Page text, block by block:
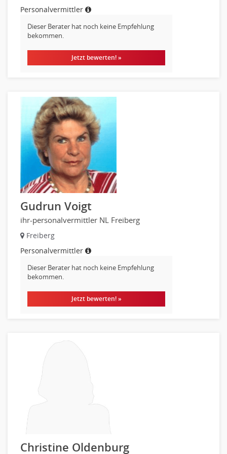
Automatisierungstechnik
Elektrotechnik, Elektronik
Fahrzeugtechnik
Fertigungstechnik
gebaeude-versorgungs-sicherheitstechnik
Kunststofftechnik
Leitung, Teamleitung
Luft- und Raumfahrttechnik
Maschinenbau
Materialwissenschaft
Mechatronik
Medizintechnik
Optiker, Akustiker
Brandschutz
Prozessmanagement
Qualitätsmanagement
Technische Dokumentation
Technischer Systemplaner, Bauzeichner
Vertriebsingenieur
Technisches Gebäudemanagement (TGM)
Consulting, Engineering
Data Warehouse, Business Intelligence
Datenbanken
Embedded Systems
Personalvermittler
Dieser Berater hat noch keine Empfehlung
bekommen.
Jetzt bewerten! »
Gudrun Voigt
ihr-personalvermittler NL Freiberg
Freiberg
Personalvermittler
Dieser Berater hat noch keine Empfehlung
bekommen.
Jetzt bewerten! »
Christine Oldenburg